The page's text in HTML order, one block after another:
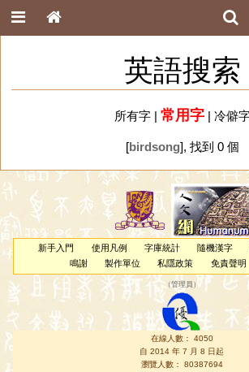
英語搜索
所有字| 常用字| 冷僻
[birdsong], 找到 0 個
新手入門 使用凡例 字庫統計 隨機漢字
鳴謝
製作單位 私隱政策 免責聲明
（管理員 ）
在線人數： 4050
自 2014 年 7 月 8 日起
瀏覽人數： 80387694